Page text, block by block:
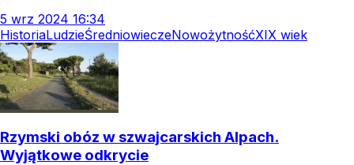
5 wrz 2024 16:34
HistoriaLudzieŚredniowieczeNowożytnośćXIX wiek
Rzymski obóz w szwajcarskich Alpach.
Wyjątkowe odkrycie